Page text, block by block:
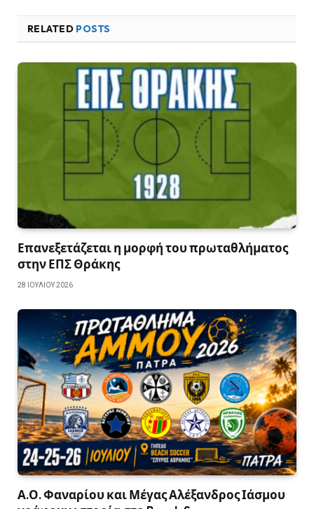
RELATED POSTS
Επανεξετάζεται η μορφή του πρωταθλήματος
στην ΕΠΣ Θράκης
28 ΙΟΥΛΊΟΥ 2026
Α.Ο. Φαναρίου και Μέγας Αλέξανδρος Ιάσμου